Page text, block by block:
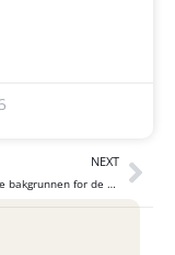
NEXT
Den historiske bakgrunnen for de nordsamiske skrifttegnene